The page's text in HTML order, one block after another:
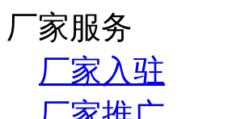
厂家服务
厂家入驻